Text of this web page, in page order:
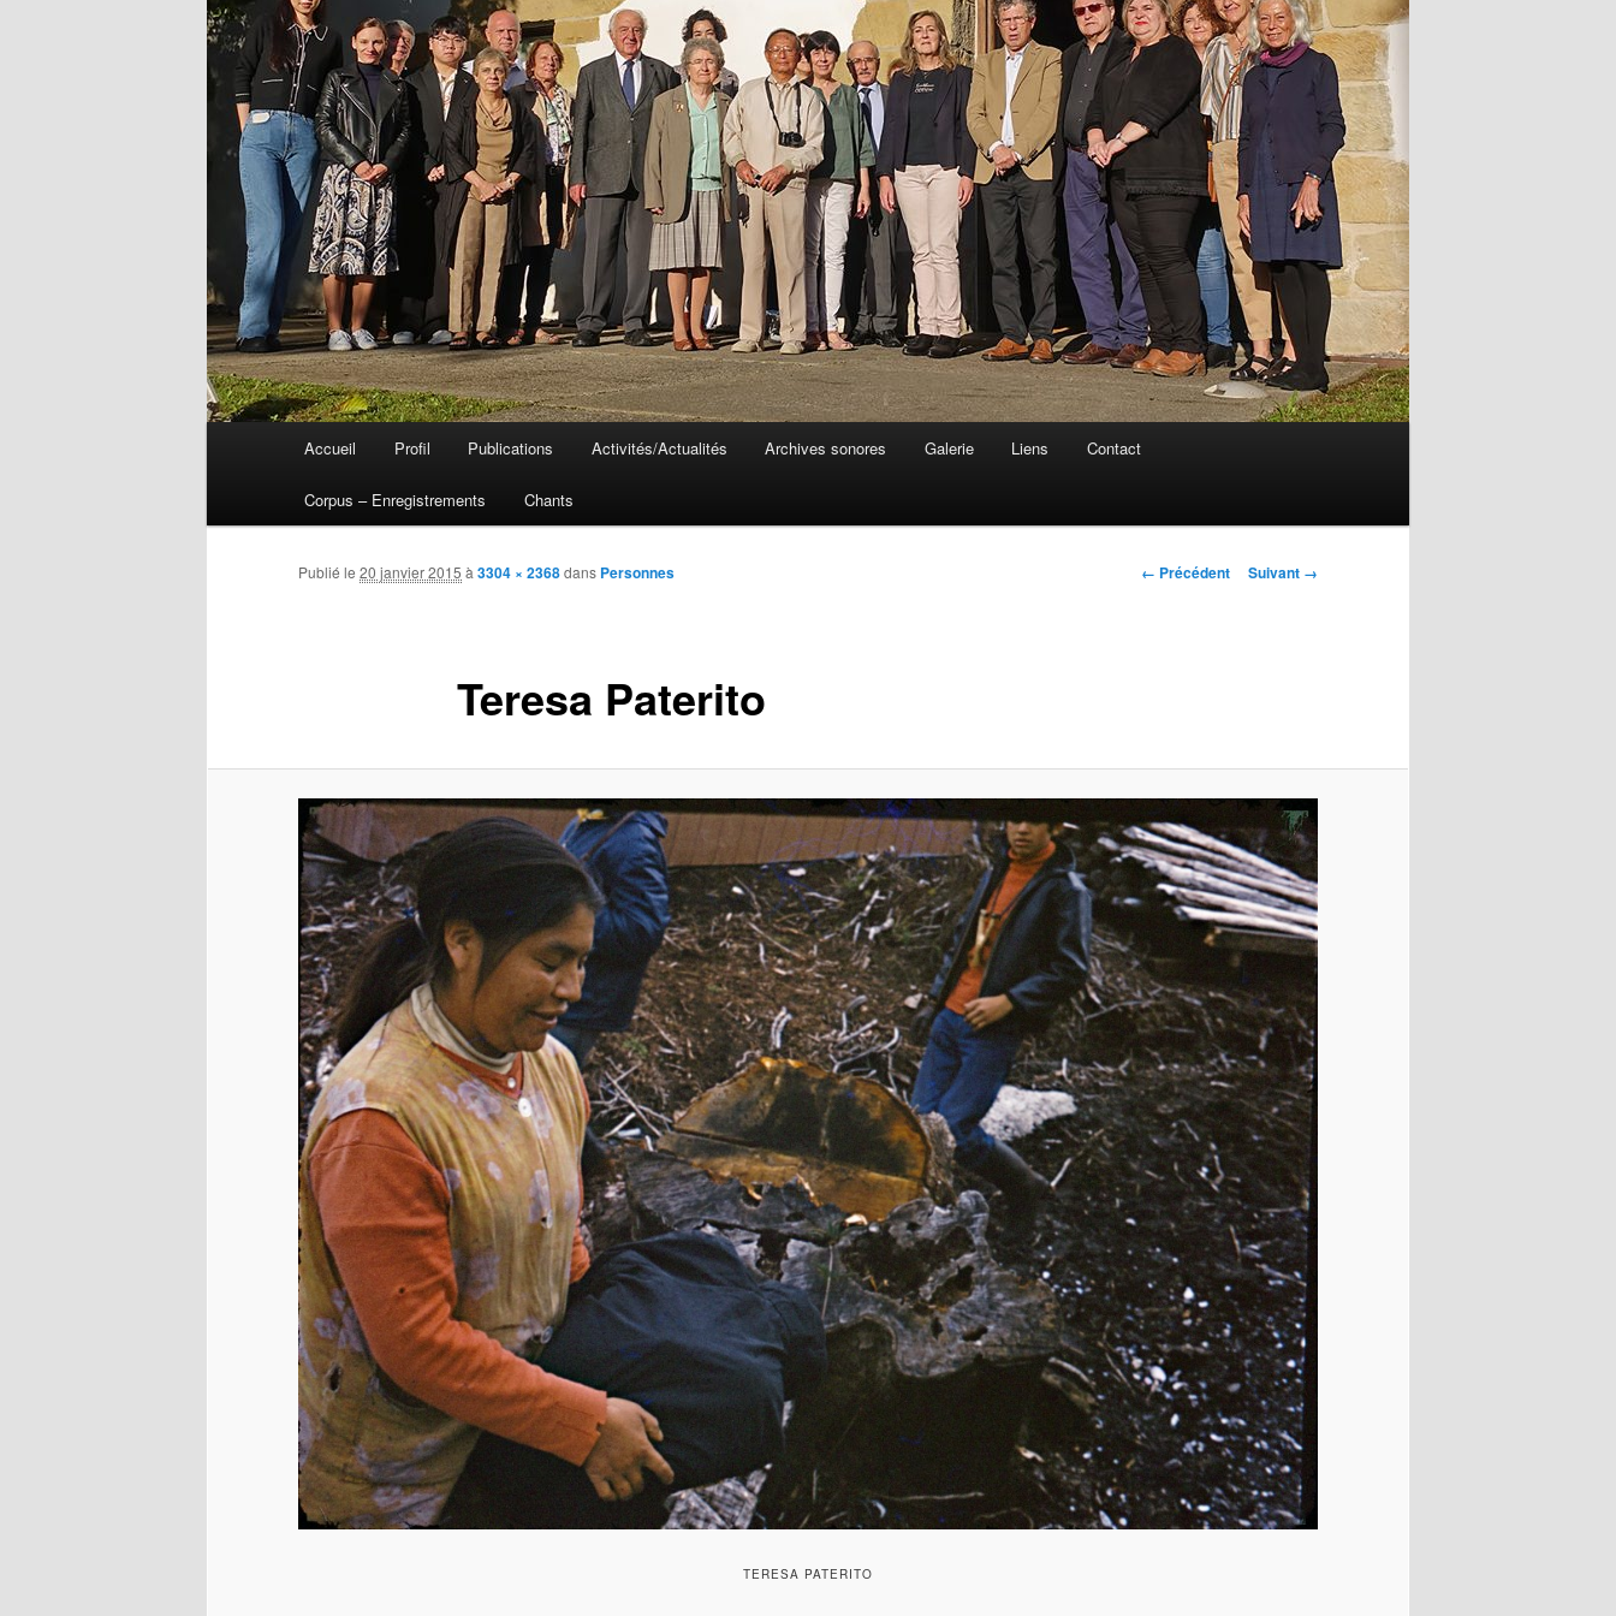
Aller
au
contenu
Accueil Profil Publications Activités/Actualités Archives sonores Galerie Liens Contact
Corpus – Enregistrements Chants
Navigation
← Précédent Suivant →
Teresa Paterito
Publié le 20 janvier 2015 à3304 × 2368dans Personnes
TERESA PATERITO